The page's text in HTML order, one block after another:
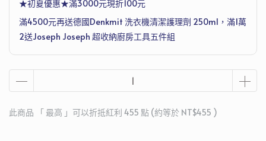
★初夏優惠★滿3000元現折100元
滿4500元再送德國Denkmit 洗衣機清潔護理劑 250ml，滿1萬
2送Joseph Joseph 超收納廚房工具五件組
此商品 「 最高 」可以折抵紅利 455 點 (約等於 NT$455 )